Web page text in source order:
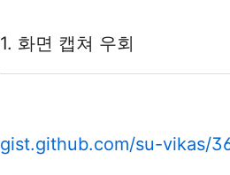
1. 화면 캡쳐 우회
gist.github.com/su-vikas/